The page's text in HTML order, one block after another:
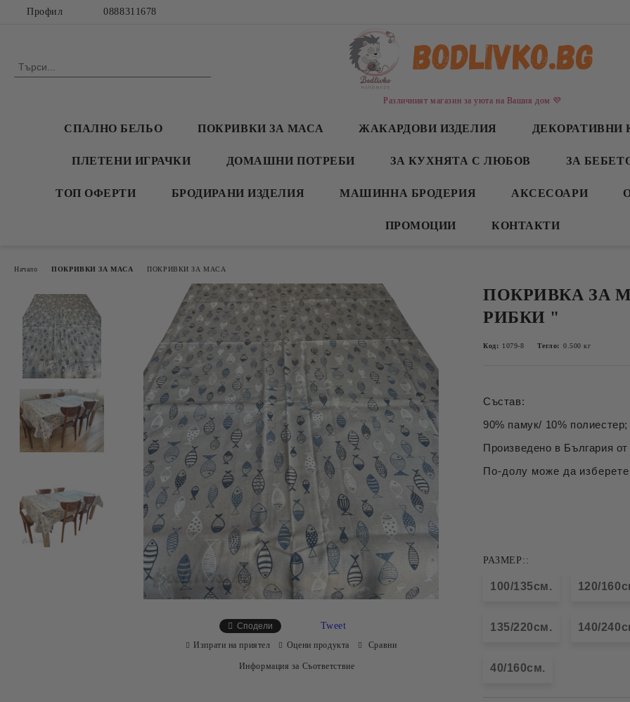
Профил 0888311678
Различният магазин за уюта на Вашия дом 💜
СПАЛНО БЕЛЬО ПОКРИВКИ ЗА МАСА ЖАКАРДОВИ ИЗДЕЛИЯ ДЕКОРАТИВНИ
ПЛЕТЕНИ ИГРАЧКИ ДОМАШНИ ПОТРЕБИ ЗА КУХНЯТА С ЛЮБОВ ЗА
ТОП ОФЕРТИ БРОДИРАНИ ИЗДЕЛИЯ МАШИННА БРОДЕРИЯ АКСЕСОАРИ
ПРОМОЦИИ КОНТАКТИ
Начало ПОКРИВКИ ЗА МАСА ПОКРИВКИ ЗА МАСА
ПОКРИВКА ЗА
РИБКИ "
Код: 1079-8 Тегло: 0.500 кг
Състав:
90% памук/ 10%
Произведено в България
По-долу може да
РАЗМЕР::
100/135см. 120/
135/220см. 140/
40/160см.
Сподели Tweet
Изпрати на приятел Оцени продукта Сравни
Информация за Съответствие